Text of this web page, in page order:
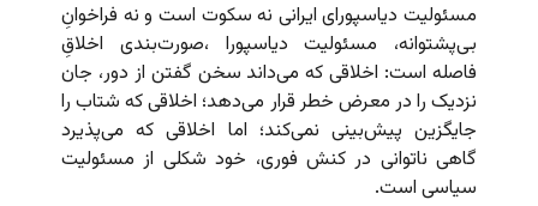
مسئولیت دیاسپورای ایرانی نه سکوت است و نه فراخوانِ
بی‌پشتوانه، مسئولیت دیاسپورا ،صورت‌بندی اخلاقِ
فاصله است: اخلاقی که می‌داند سخن گفتن از دور، جان
نزدیک را در معرض خطر قرار می‌دهد؛ اخلاقی که شتاب را
جایگزین پیش‌بینی نمی‌کند؛ اما اخلاقی که می‌پذیرد
گاهی ناتوانی در کنش فوری، خود شکلی از مسئولیت
سیاسی است.